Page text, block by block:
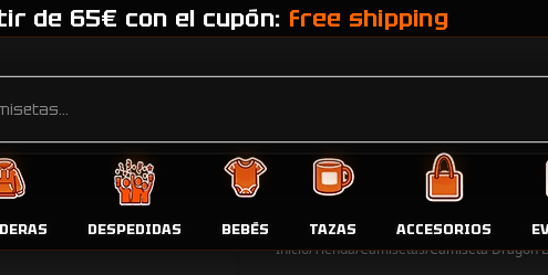
de 65€ con el cupón: free shipping
DESPEDIDAS BEBÉS TAZAS ACCESORIOS
Inicio Tienda Camisetas Camiseta Dragon